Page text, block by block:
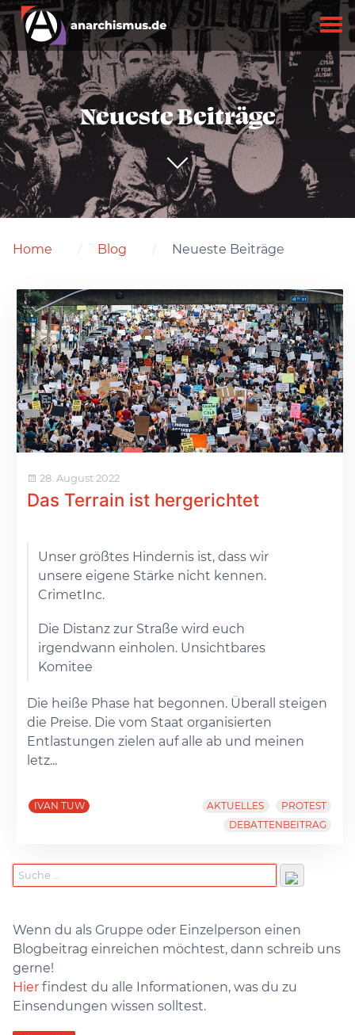
Neueste Beiträge
Home Blog Neueste Beiträge
28. August 2022
Das Terrain ist hergerichtet
Unser größtes Hindernis ist, dass wir
unsere eigene Stärke nicht kennen.
CrimetInc.
Die Distanz zur Straße wird euch
irgendwann einholen. Unsichtbares
Komitee
Die heiße Phase hat begonnen. Überall steigen
die Preise. Die vom Staat organisierten
Entlastungen zielen auf alle ab und meinen
letz...
IVAN TUW AKTUELLES
PROTEST
DEBATTENBEITRAG
Wenn du als Gruppe oder Einzelperson einen
Blogbeitrag einreichen möchtest, dann schreib uns
gerne!
Hier findest du alle Informationen, was du zu
Einsendungen wissen solltest.